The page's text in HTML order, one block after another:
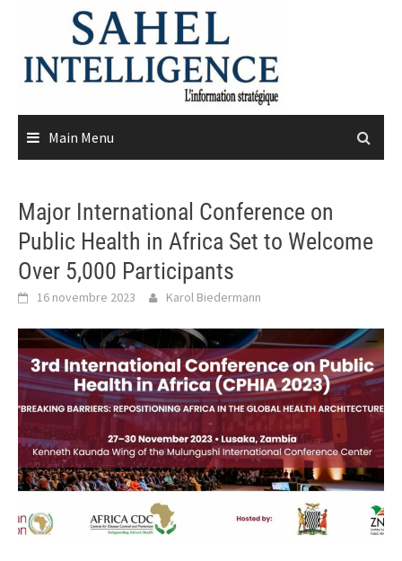
content
Main Menu
Major International Conference on
Public Health in Africa Set to Welcome
Over 5,000 Participants
16 novembre 2023 Karol Biedermann